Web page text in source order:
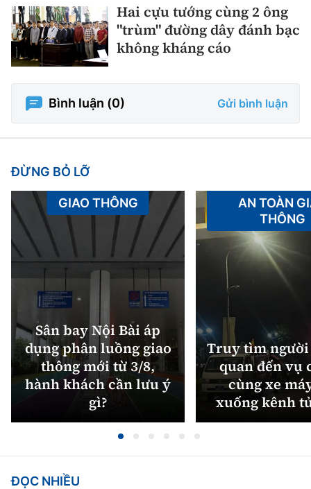
Hai cựu tướng cùng 2 ông
"trùm" đường dây đánh bạc
không kháng cáo
Bình luận (0) Gửi bình luận
ĐỪNG BỎ LỠ
Sân bay Nội Bài áp
dụng phân luồng giao
thông mới từ 3/8,
hành khách cần lưu ý
gì?
GIAO THÔNG
Truy tìm
quan đến vụ
cùng xe
xuống kênh
AN TOÀN
THÔNG
ĐỌC NHIỀU